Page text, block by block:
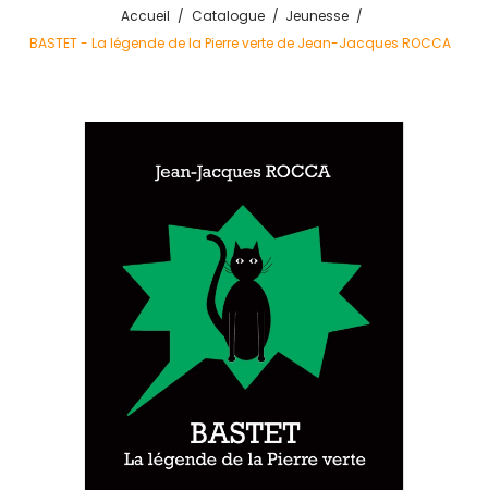
Accueil Catalogue
Jeunesse
BASTET - La légende de la Pierre verte de Jean-Jacques ROCCA